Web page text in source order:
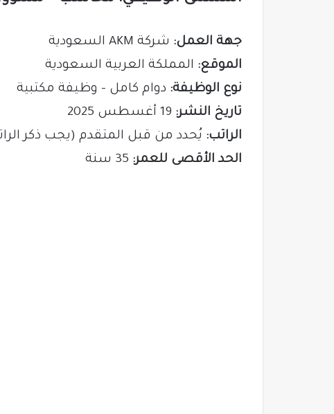
جهة العمل: شركة AKM السعودية
الموقع: المملكة العربية السعودية
نوع الوظيفة: دوام كامل – وظيفة مكتبية
تاريخ النشر:
الراتب: يُحدد من قبل المتقدم (يجب ذكر
الحد الأقصى للعمر: